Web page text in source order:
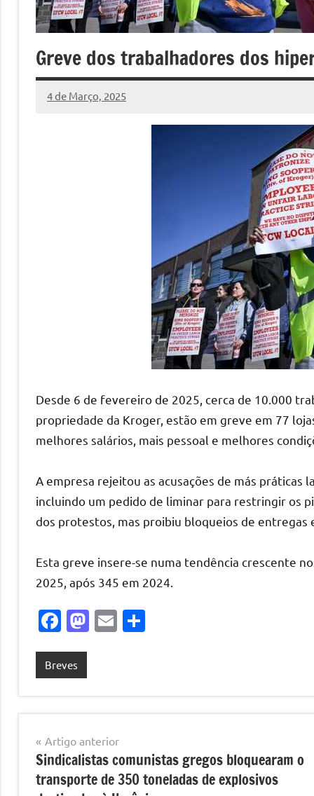
Greve dos trabalhadores dos
4 de Março, 2025
Pedro
Desde 6 de fevereiro de 2025, cerca de 10.000
propriedade da Kroger, estão em greve em 77
melhores salários, mais pessoal e melhores
A empresa rejeitou as acusações de más práticas
incluindo um pedido de liminar para restringir os
dos protestos, mas proibiu bloqueios de entregas
Esta greve insere-se numa tendência crescente
2025, após 345 em 2024.
Facebook
Mastodon
Email
Breves
Navegação
de
artigos
Artigo anterior
Sindicalistas comunistas gregos bloquearam o
transporte de 350 toneladas de explosivos